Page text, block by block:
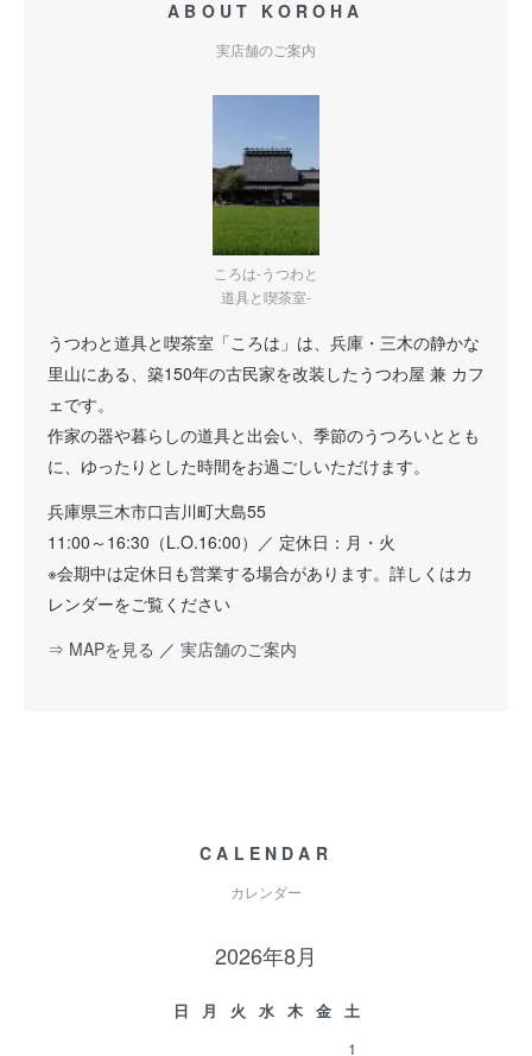
ABOUT KOROHA
実店舗のご案内
ころは-うつわと
道具と喫茶室-
うつわと道具と喫茶室「ころは」は、兵庫・三木の静かな
里山にある、築150年の古民家を改装したうつわ屋 兼 カフ
ェです。
作家の器や暮らしの道具と出会い、季節のうつろいととも
に、ゆったりとした時間をお過ごしいただけます。
兵庫県三木市口吉川町大島55
11:00～16:30（L.O.16:00）／ 定休日：月・火
※会期中は定休日も営業する場合があります。詳しくはカ
レンダーをご覧ください
⇒ MAPを見る ／ 実店舗のご案内
CALENDAR
カレンダー
2026年8月
日 月 火 水 木 金
土
1